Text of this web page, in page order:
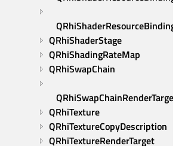
QRhiShaderResourceBindings
QRhiShaderStage
QRhiShadingRateMap
QRhiSwapChain
QRhiSwapChainRenderTarget
QRhiTexture
QRhiTextureCopyDescription
QRhiTextureRenderTarget